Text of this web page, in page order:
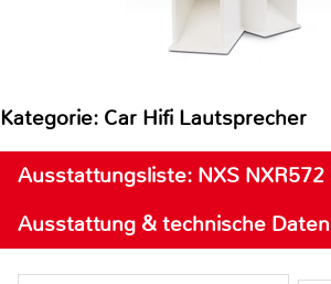
Kategorie: Car Hifi Lautsprecher
Ausstattungsliste: NXS NXR572
Ausstattung & technische Daten